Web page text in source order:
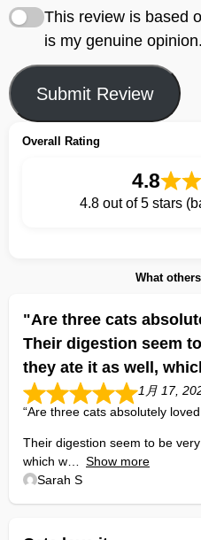
This review is based
is my genuine opinion.
Submit Review
Overall Rating
4.8
4.8 out of 5 stars
What
"Are three cats
Their digestion seem
they ate it as well,
1月 17,
“Are three cats absolutely
Their digestion seem to be
which w
Show more
Sarah S